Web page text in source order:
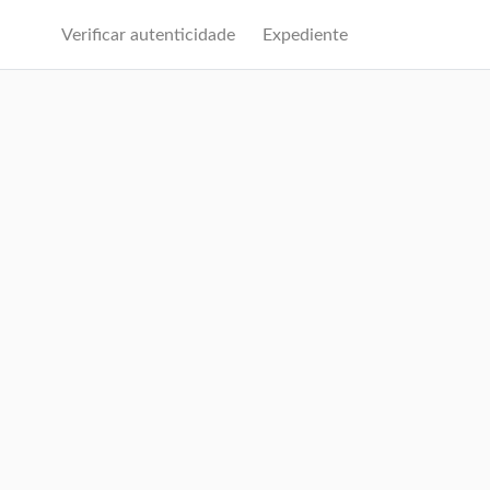
Verificar autenticidade Expediente